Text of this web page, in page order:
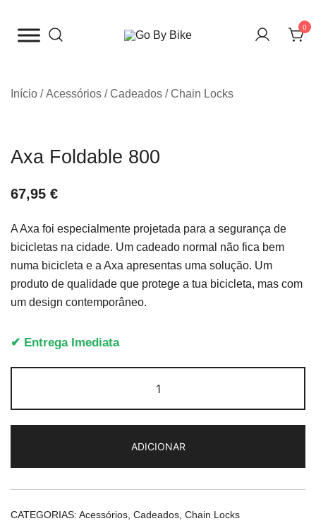
para
0
Início /Acessórios /Cadeados /Chain Locks
Axa Foldable 800
67,95 €
A Axa foi especialmente projetada para a segurança de
bicicletas na cidade. Um cadeado normal não fica bem
numa bicicleta e a Axa apresentas uma solução. Um
produto de qualidade que protege a tua bicicleta, mas com
um design contemporâneo.
✔ Entrega Imediata
de
Axa
800
ADICIONAR
CATEGORIAS: Acessórios Cadeados Chain Locks